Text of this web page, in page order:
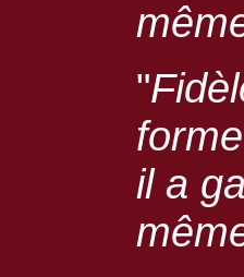
"
il a